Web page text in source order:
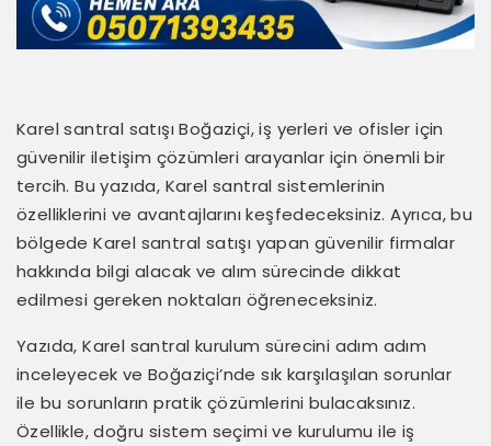
Karel santral satışı Boğaziçi, iş yerleri ve ofisler için
güvenilir iletişim çözümleri arayanlar için önemli bir
tercih. Bu yazıda, Karel santral sistemlerinin
özelliklerini ve avantajlarını keşfedeceksiniz. Ayrıca, bu
bölgede Karel santral satışı yapan güvenilir firmalar
hakkında bilgi alacak ve alım sürecinde dikkat
edilmesi gereken noktaları öğreneceksiniz.
Yazıda, Karel santral kurulum sürecini adım adım
inceleyecek ve Boğaziçi’nde sık karşılaşılan sorunlar
ile bu sorunların pratik çözümlerini bulacaksınız.
Özellikle, doğru sistem seçimi ve kurulumu ile iş